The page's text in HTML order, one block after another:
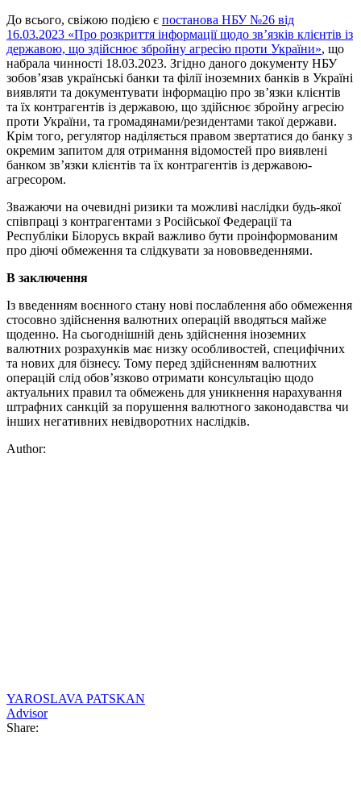
До всього, свіжою подією є постанова НБУ №26 від
16.03.2023 «Про розкриття інформації щодо зв’язків клієнтів із
державою, що здійснює збройну агресію проти України», що
набрала чинності 18.03.2023. Згідно даного документу НБУ
зобов’язав українські банки та філії іноземних банків в Україні
виявляти та документувати інформацію про зв’язки клієнтів
та їх контрагентів із державою, що здійснює збройну агресію
проти України, та громадянами/резидентами такої держави.
Крім того, регулятор наділяється правом звертатися до банку з
окремим запитом для отримання відомостей про виявлені
банком зв’язки клієнтів та їх контрагентів із державою-
агресором.
Зважаючи на очевидні ризики та можливі наслідки будь-якої
співпраці з контрагентами з Російської Федерації та
Республіки Білорусь вкрай важливо бути проінформованим
про діючі обмеження та слідкувати за нововведеннями.
В заключення
Із введенням воєнного стану нові послаблення або обмеження
стосовно здійснення валютних операцій вводяться майже
щоденно. На сьогоднішній день здійснення іноземних
валютних розрахунків має низку особливостей, специфічних
та нових для бізнесу. Тому перед здійсненням валютних
операцій слід обов’язково отримати консультацію щодо
актуальних правил та обмежень для уникнення нарахування
штрафних санкцій за порушення валютного законодавства чи
інших негативних невідворотних наслідків.
Author:
YAROSLAVA PATSKAN
Advisor
Share: